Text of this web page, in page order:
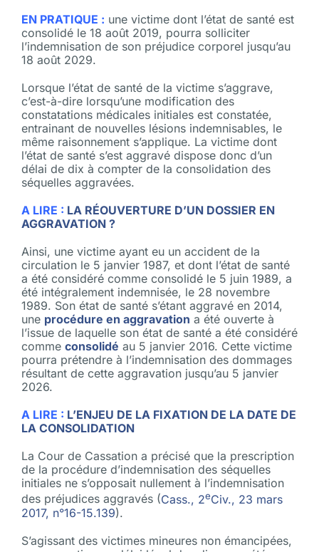
EN PRATIQUE : une victime dont l’état de santé est
consolidé le 18 août 2019, pourra solliciter
l’indemnisation de son préjudice corporel jusqu’au
18 août 2029.
Lorsque l’état de santé de la victime s’aggrave,
c’est-à-dire lorsqu’une modification des
constatations médicales initiales est constatée,
entrainant de nouvelles lésions indemnisables, le
même raisonnement s’applique. La victime dont
l’état de santé s’est aggravé dispose donc d’un
délai de dix à compter de la consolidation des
séquelles aggravées.
A LIRE : LA RÉOUVERTURE D’UN DOSSIER EN
AGGRAVATION ?
Ainsi, une victime ayant eu un accident de la
circulation le 5 janvier 1987, et dont l’état de santé
a été considéré comme consolidé le 5 juin 1989, a
été intégralement indemnisée, le 28 novembre
1989. Son état de santé s’étant aggravé en 2014,
une procédure en aggravation a été ouverte à
l’issue de laquelle son état de santé a été considéré
comme consolidé au 5 janvier 2016. Cette victime
pourra prétendre à l’indemnisation des dommages
résultant de cette aggravation jusqu’au 5 janvier
2026.
A LIRE : L’ENJEU DE LA FIXATION DE LA DATE DE
LA CONSOLIDATION
La Cour de Cassation a précisé que la prescription
de la procédure d’indemnisation des séquelles
initiales ne s’opposait nullement à l’indemnisation
des préjudices aggravés (Cass., 2eCiv., 23 mars
2017, n°16-15.139).
S’agissant des victimes mineures non émancipées,